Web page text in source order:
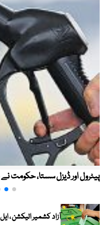
پیٹرول اور ڈیزل سستا، حکومت